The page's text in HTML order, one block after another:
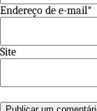
Endereço de e-mail*
Site